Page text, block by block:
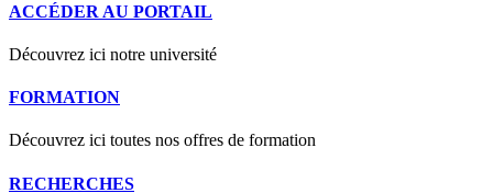
ACCÉDER AU PORTAIL
Découvrez ici notre université
FORMATION
Découvrez ici toutes nos offres de formation
RECHERCHES